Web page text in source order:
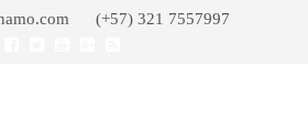
(+57) 321 7557997